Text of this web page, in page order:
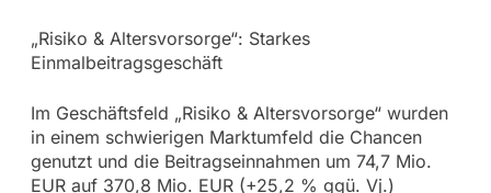
„Risiko & Altersvorsorge“: Starkes
Einmalbeitragsgeschäft
Im Geschäftsfeld „Risiko & Altersvorsorge“ wurden
in einem schwierigen Marktumfeld die Chancen
genutzt und die Beitragseinnahmen um 74,7 Mio.
EUR auf 370,8 Mio. EUR (+25,2 % ggü. Vj.)